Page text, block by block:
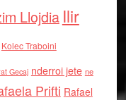
Llojdia Ilir
Kolec Traboini
Gecaj nderroi jete ne
Prifti Rafael